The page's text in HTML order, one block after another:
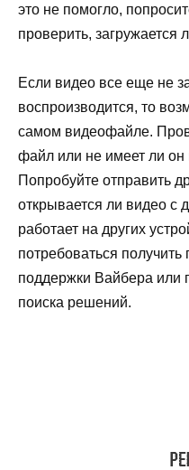
это не помогло,
проверить, загружается
Если видео все еще не
воспроизводится, то
самом видеофайле.
файл или не имеет ли он
Попробуйте отправить
открывается ли видео с
работает на других
потребоваться
поддержки Вайбера или
поиска решений.